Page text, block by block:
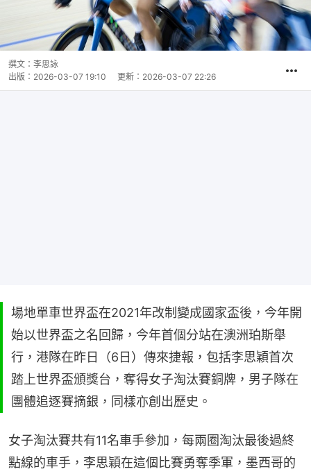
撰文： 李思詠
出版： 2026-03-07 19:10 更新： 2026-03-07 22:26
場地單車世界盃在2021年改制變成國家盃後，今年開
始以世界盃之名回歸，今年首個分站在澳洲珀斯舉
行，港隊在昨日（6日）傳來捷報，包括李思穎首次
踏上世界盃頒獎台，奪得女子淘汰賽銅牌，男子隊在
團體追逐賽摘銀，同樣亦創出歷史。
女子淘汰賽共有11名車手參加，每兩圈淘汰最後過終
點線的車手，李思穎在這個比賽勇奪季軍，墨西哥的